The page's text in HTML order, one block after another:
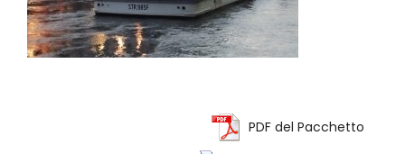
PDF del Pacchetto